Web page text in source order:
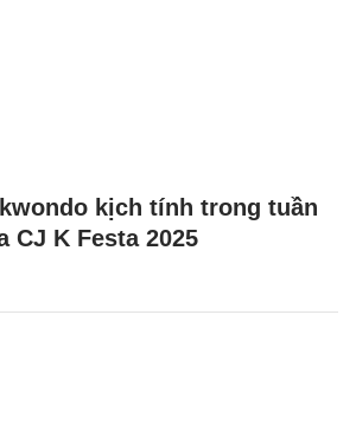
kịch tính trong tuần
CJ K Festa 2025